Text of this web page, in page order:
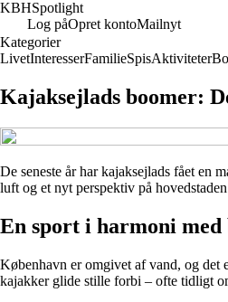
KBHSpotlight
Log påOpret kontoMailnyt
Kategorier
LivetInteresserFamilieSpisAktiviteter
Kajaksejlads boomer:
De seneste år har kajaksejlads fået en
luft og et nyt perspektiv på
En sport i harmoni med
København er omgivet af vand, og det
kajakker glide stille forbi – ofte tidligt